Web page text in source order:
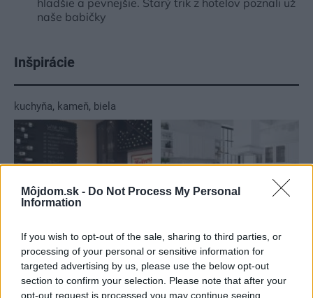
Môjdom.sk - Do Not Process My Personal
Information
If you wish to opt-out of the sale, sharing to third parties, or
processing of your personal or sensitive information for
targeted advertising by us, please use the below opt-out
section to confirm your selection. Please note that after your
opt-out request is processed you may continue seeing
hladšie a pevnejšie. Starý trik z hotelov poznali už
naše babičky
Inšpirácie
kuchyňa, kameň, biela